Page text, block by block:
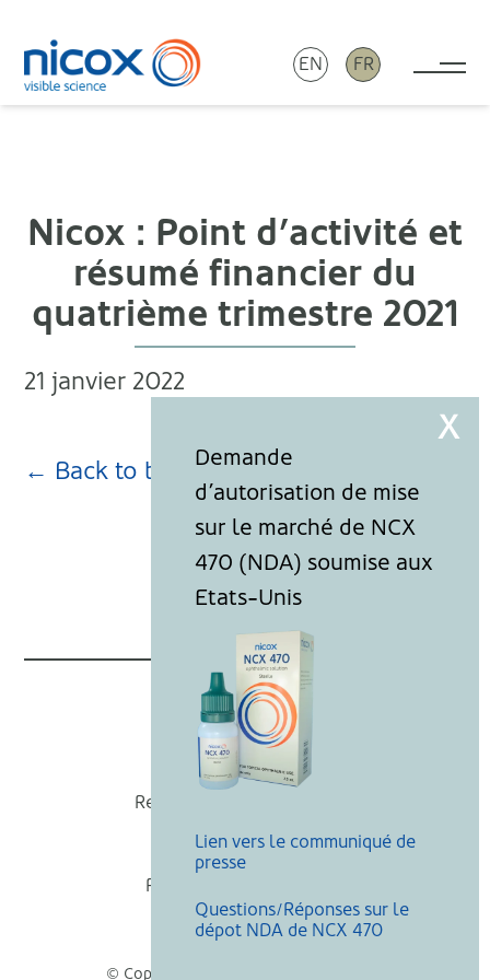
Nicox
EN FR
Nicox : Point d’activité et
résumé financier du
quatrième trimestre 2021
21 janvier 2022
← Back to blog page
Nicox
Recevoir nos actualités
Mentions légales
Politique de cookies
Recherche
© Copyright Nicox, Tous droits réservés
Lien vers le communiqué de
presse
Questions/Réponses sur le
dépot NDA de NCX 470